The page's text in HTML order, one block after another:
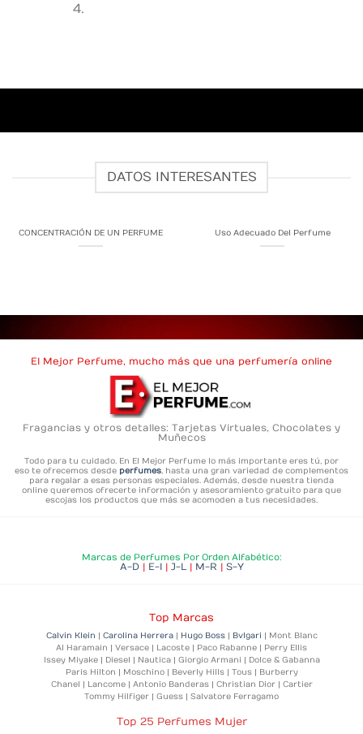
DATOS INTERESANTES
CONCENTRACIÓN DE UN PERFUME Uso Adecuado Del Perfume
El Mejor Perfume, mucho más que una perfumería online
Fragancias y otros detalles: Tarjetas Virtuales, Chocolates y
Muñecos
Todo para tu cuidado. En El Mejor Perfume lo más importante eres tú, por
eso te ofrecemos desde perfumes, hasta una gran variedad de complementos
para regalar a esas personas especiales. Además, desde nuestra tienda
online queremos ofrecerte información y asesoramiento gratuito para que
escojas los productos que más se acomoden a tus necesidades.
Marcas de Perfumes Por Orden Alfabético:
A-D | E-I | J-L | M-R | S-Y
Top Marcas
Calvin Klein | Carolina Herrera| Hugo Boss| Bvlgari | Mont Blanc
Al Haramain | Versace | Lacoste | Paco Rabanne | Perry Ellis
Issey Miyake | Diesel | Nautica | Giorgio Armani | Dolce & Gabanna
Paris Hilton | Moschino | Beverly Hills | Tous | Burberry
Chanel | Lancome | Antonio Banderas | Christian Dior | Cartier
Tommy Hilfiger | Guess | Salvatore Ferragamo
Top 25 Perfumes Mujer